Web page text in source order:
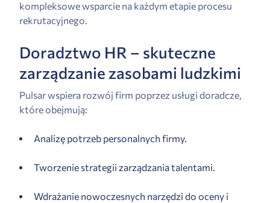
kompleksowe wsparcie na każdym etapie procesu
rekrutacyjnego.
Doradztwo HR – skuteczne
zarządzanie zasobami ludzkimi
Pulsar wspiera rozwój firm poprzez usługi doradcze,
które obejmują:
Analizę potrzeb personalnych firmy.
Tworzenie strategii zarządzania talentami.
Wdrażanie nowoczesnych narzędzi do oceny i